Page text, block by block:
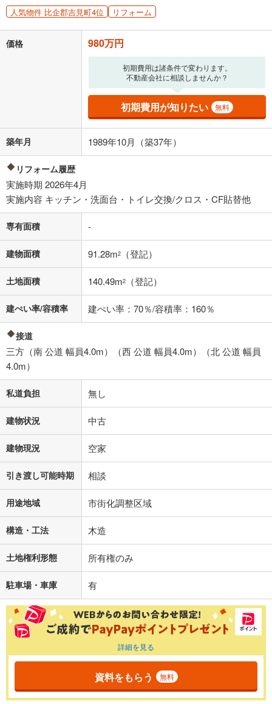
ボーナス払いの限度額は金融機関によって異なります。
月々の返済額 25,439円/月
上、ご自身での入力をお願いいたします。初期設定で自動入力されてい
る値は、実際の金融機関等における貸出金利とは何ら関係がなく、実際
の金融機関等における貸出金利を何ら保証するものではありません。返
済方法「元利均等返済」にて算出しております。入力された金利を35年
適用した場合の計算結果を表示しています。
す。
条件によってお借り入れができないことがあります。
不動産会社に購入相談をする
人気物件 比企郡吉見町4位 リフォーム
価格 980万円
初期費用は諸条件で変わります。
不動産会社に相談しませんか？
初期費用が知りたい 無料
築年月 1989年10月（築37年）
リフォーム履歴
実施時期 2026年4月
実施内容 キッチン・洗面台・トイレ交換/クロス・CF貼替他
専有面積 -
建物面積 91.28m2 （登記）
土地面積 140.49m2 （登記）
建ぺい率/容積率 建ぺい率：70％/容積率：160％
接道
三方（南 公道 幅員4.0m）（西 公道 幅員4.0m）（北 公道 幅員
4.0m）
私道負担 無し
建物状況 中古
建物現況 空家
引き渡し可能時期 相談
用途地域 市街化調整区域
構造・工法 木造
土地権利形態 所有権のみ
駐車場・車庫 有
詳細を見る
資料をもらう 無料